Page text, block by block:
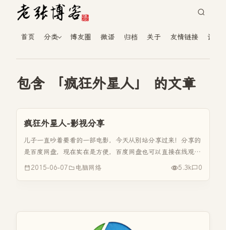
首页 分类 博友圈 微语 归档 关于 友情链接 读者
包含 「疯狂外星人」 的文章
疯狂外星人-影视分享
儿子一直吵着要看的一部电影，今天从别站分享过来！分享的
是百度网盘，现在实在是方便，百度网盘也可以直接在线观
看。 疯狂外星人(2015) 导演 蒂姆·约翰逊 Tim Johnson 主演
2015-06-07 电脑网络 5.3k 0